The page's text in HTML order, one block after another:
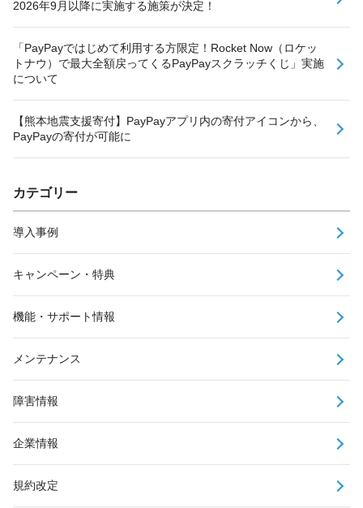
2026年9月以降に実施する施策が決定！
「PayPayではじめて利用する方限定！Rocket Now（ロケッ
トナウ）で最大全額戻ってくるPayPayスクラッチくじ」実施
について
【熊本地震支援寄付】PayPayアプリ内の寄付アイコンから、
PayPayの寄付が可能に
カテゴリー
導入事例
キャンペーン・特典
機能・サポート情報
メンテナンス
障害情報
企業情報
規約改定